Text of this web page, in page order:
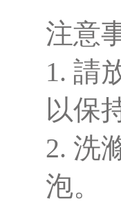
注意
1. 請
以保
2. 洗
泡。